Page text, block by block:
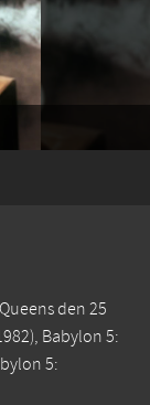
den 25
Babylon 5:
5: